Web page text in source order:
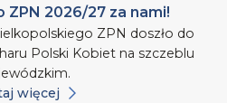
2026/27 za nami!
ZPN doszło do
Polski Kobiet na szczeblu
więcej